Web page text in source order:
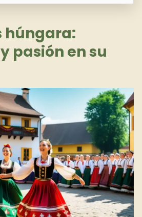
húngara:
pasión en su